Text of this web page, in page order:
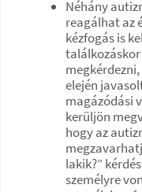
Néhány
reagálhat az
kézfogás is
megkérdezni,
elején
magázódási
kerüljön
hogy az
lakik?”
személyre